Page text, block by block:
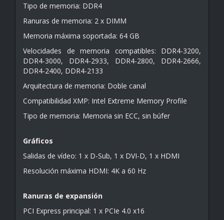
Tipo de memoria: DDR4
Ranuras de memoria: 2 x DIMM
Memoria máxima soportada: 64 GB
Velocidades de memoria compatibles: DDR4-3200,
DDR4-3000, DDR4-2933, DDR4-2800, DDR4-2666,
DDR4-2400, DDR4-2133
Arquitectura de memoria: Doble canal
Compatibilidad XMP: Intel Extreme Memory Profile
Tipo de memoria: Memoria sin ECC, sin búfer
Gráficos
Salidas de vídeo: 1 x D-Sub, 1 x DVI-D, 1 x HDMI
Resolución máxima HDMI: 4K a 60 Hz
Ranuras de expansión
PCI Express principal: 1 x PCIe 4.0 x16